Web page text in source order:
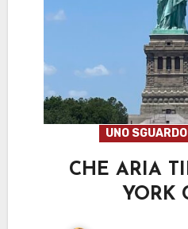
UNO
CHE ARIA
YORK